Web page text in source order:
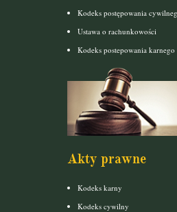
Kodeks postępowania
Ustawa o rachunkowości
Kodeks postepowania karnego
Akty prawne
Kodeks karny
Kodeks cywilny